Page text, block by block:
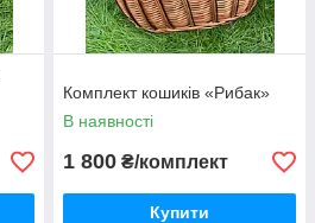
Комплект кошиків «Рибак»
В наявності
1 800 ₴/комплект
Купити